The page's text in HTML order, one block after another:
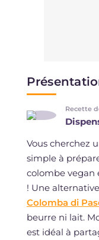
Recette
Vous cherchez
simple à
colombe vegan
! Une
Colomba di
beurre ni lait.
est idéal à